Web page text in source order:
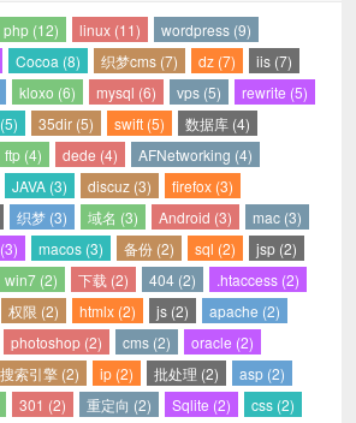
php (12) linux (11)
wordpress (9)
Cocoa (8) 织梦cms (7) dz (7)
iis (7)
kloxo (6) mysql (6) vps (5)
rewrite (5)
35dir (5) swift (5)
数据库 (4)
ftp (4) dede (4)
AFNetworking (4)
JAVA (3) discuz (3)
firefox (3)
织梦 (3) 域名 (3) Android (3)
mac (3)
macos (3) 备份 (2) sql (2)
jsp (2)
win7 (2) 下载 (2) 404 (2)
.htaccess (2)
权限 (2) htmlx (2) js (2)
apache (2)
photoshop (2) cms (2)
oracle (2)
搜索引擎 (2) ip (2) 批处理 (2)
asp (2)
301 (2) 重定向 (2) Sqlite (2) css (2)